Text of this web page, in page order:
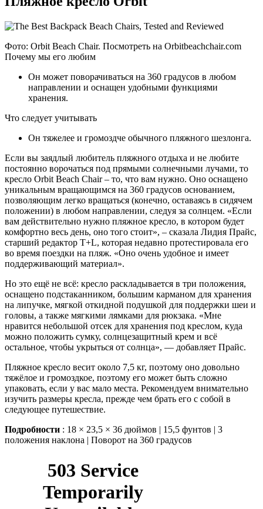
Фото: Orbit Beach Chair. Посмотреть на Orbitbeachchair.com
Почему мы его любим
Он может поворачиваться на 360 градусов в любом
направлении и оснащен удобными функциями
хранения.
Что следует учитывать
Он тяжелее и громоздче обычного пляжного шезлонга.
Если вы заядлый любитель пляжного отдыха и не любите
постоянно ворочаться под прямыми солнечными лучами, то
кресло Orbit Beach Chair – то, что вам нужно. Оно оснащено
уникальным вращающимся на 360 градусов основанием,
позволяющим легко вращаться (конечно, оставаясь в сидячем
положении) в любом направлении, следуя за солнцем. «Если
вам действительно нужно пляжное кресло, в котором будет
комфортно весь день, оно того стоит», – сказала Лидия Прайс,
старший редактор T+L, которая недавно протестировала его
во время поездки на пляж. «Оно очень удобное и имеет
поддерживающий материал».
Но это ещё не всё: кресло раскладывается в три положения,
оснащено подстаканником, большим карманом для хранения
на липучке, мягкой откидной подушкой для поддержки шеи и
головы, а также мягкими лямками для рюкзака. «Мне
нравится небольшой отсек для хранения под креслом, куда
можно положить сумку, солнцезащитный крем и всё
остальное, чтобы укрыться от солнца», — добавляет Прайс.
Пляжное кресло весит около 7,5 кг, поэтому оно довольно
тяжёлое и громоздкое, поэтому его может быть сложно
упаковать, если у вас мало места. Рекомендуем внимательно
изучить размеры кресла, прежде чем брать его с собой в
следующее путешествие.
Подробности : 18 × 23,5 × 36 дюймов | 15,5 фунтов | 3
положения наклона | Поворот на 360 градусов